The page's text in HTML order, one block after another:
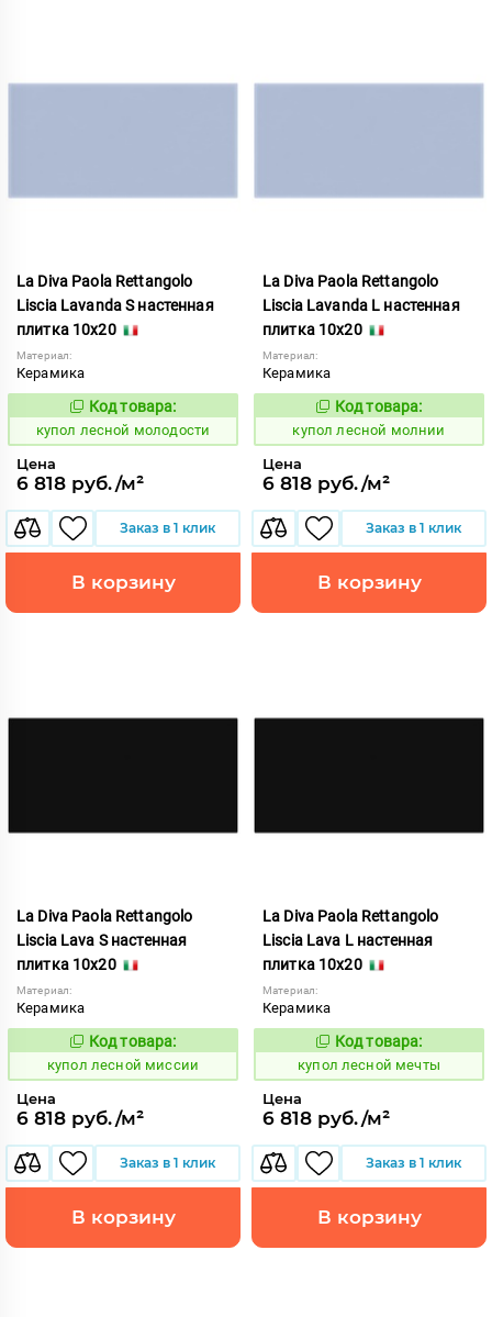
La Diva Paola Rettangolo
Liscia Lavanda S настенная
плитка 10x20
Материал:
Керамика
849554
Код товара:
купол лесной молодости
Цена
6 818 руб./м²
Заказ в 1 клик
В корзину
La Diva Paola Rettangolo
Liscia Lavanda L настенная
плитка 10x20
Материал:
Керамика
849553
Код товара:
купол лесной молнии
Цена
6 818 руб./м²
Заказ в 1 клик
В корзину
La Diva Paola Rettangolo
Liscia Lava S настенная
плитка 10x20
Материал:
Керамика
849552
Код товара:
купол лесной миссии
Цена
6 818 руб./м²
Заказ в 1 клик
В корзину
La Diva Paola Rettangolo
Liscia Lava L настенная
плитка 10x20
Материал:
Керамика
849551
Код товара:
купол лесной мечты
Цена
6 818 руб./м²
Заказ в 1 клик
В корзину